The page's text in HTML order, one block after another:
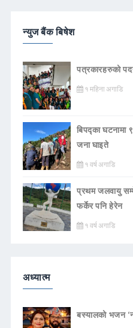
न्युज बैंक बिषेश
पत्रकारहरुको
१ महिना अगाडि
बिपद्का
जना घाइते
१ वर्ष अगाडि
प्रथम जलवायु
फर्केर पनि हेरेन
१ वर्ष अगाडि
अध्यात्म
बस्यालको भजन